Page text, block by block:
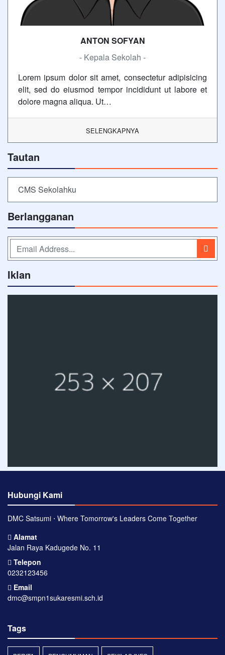
ANTON SOFYAN
- Kepala Sekolah -
Lorem ipsum dolor sit amet, consectetur adipisicing
elit, sed do eiusmod tempor incididunt ut labore et
dolore magna aliqua. Ut…
SELENGKAPNYA
Tautan
CMS Sekolahku
Berlangganan
Iklan
Hubungi Kami
DMC Satsumi ⋅ Where Tomorrow's Leaders Come Together
Alamat
Jalan Raya Kadugede No. 11
Telepon
0232123456
Email
dmc@smpn1sukaresmi.sch.id
Tags